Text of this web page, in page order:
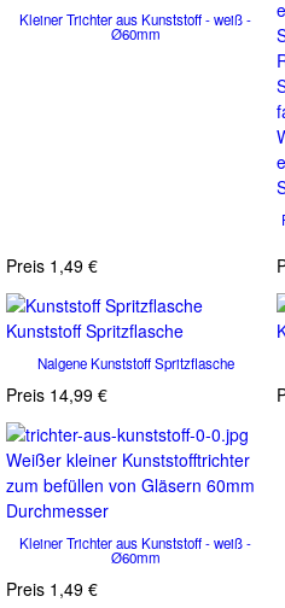
Kleiner Trichter aus Kunststoff - weiß -
Ø60mm
Preis 1,49 €
Kunststoff Spritzflasche
Nalgene Kunststoff Spritzflasche
Preis 14,99 €
Weißer kleiner Kunststofftrichter
zum befüllen von Gläsern 60mm
Durchmesser
Kleiner Trichter aus Kunststoff - weiß -
Ø60mm
Preis 1,49 €